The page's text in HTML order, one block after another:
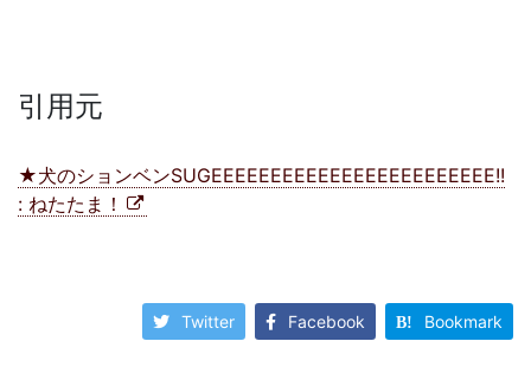
引用元
★犬のションベンSUGEEEEEEEEEEEEEEEEEEEEEEEE!!
: ねたたま！
Twitter Facebook Bookmark